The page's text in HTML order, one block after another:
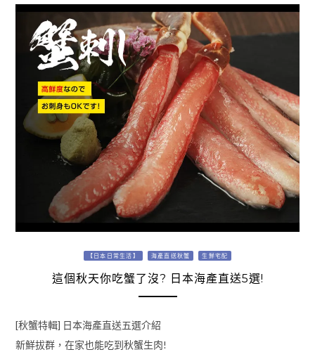
【日本日常生活】 海產直送秋蟹 生鮮宅配
這個秋天你吃蟹了沒? 日本海產直送5選!
[秋蟹特輯] 日本海產直送五選介紹
新鮮拔群，在家也能吃到秋蟹生肉!